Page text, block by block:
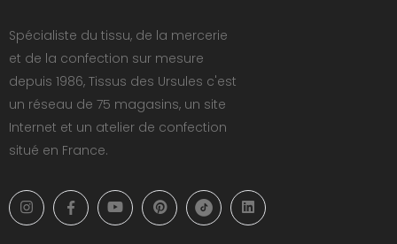
Spécialiste du tissu, de la mercerie
et de la confection sur mesure
depuis 1986, Tissus des Ursules c'est
un réseau de 75 magasins, un site
Internet et un atelier de confection
situé en France.